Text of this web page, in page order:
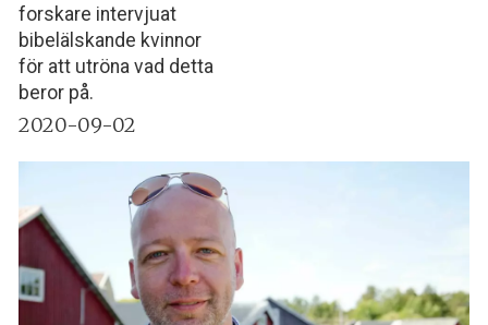
forskare intervjuat
bibelälskande kvinnor
för att utröna vad detta
beror på.
2020-09-02